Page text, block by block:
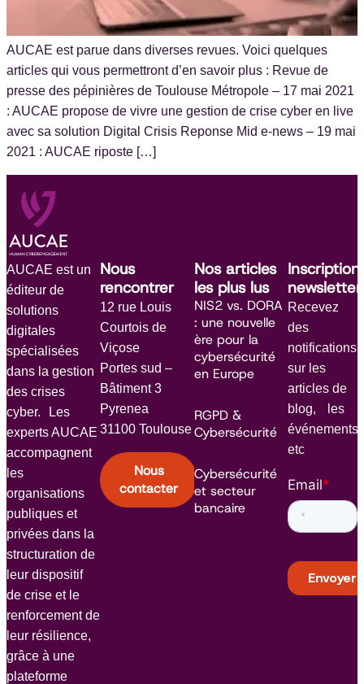
AUCAE est parue dans diverses revues. Voici quelques
articles qui vous permettront d’en savoir plus : Revue de
presse des pépinières de Toulouse Métropole – 17 mai 2021
: AUCAE propose de vivre une gestion de crise cyber en live
avec sa solution Digital Crisis Reponse Mid e-news – 19 mai
2021 : AUCAE riposte […]
AUCAE est un
éditeur de
solutions
digitales
spécialisées
dans la gestion
des crises
cyber. Les
experts AUCAE
accompagnent
les
organisations
publiques et
privées dans la
structuration de
leur dispositif
de crise et le
renforcement de
leur résilience,
grâce à une
plateforme
Nous
rencontrer
12 rue Louis
Courtois de
Viçose
Portes sud –
Bâtiment 3
Pyrenea
31100 Toulouse
Nous
contacter
Nos articles
les plus lus
NIS2 vs. DORA
: une nouvelle
ère pour la
cybersécurité
en Europe
RGPD &
Cybersécurité
Cybersécurité
et secteur
bancaire
Inscription
newsletter
Recevez
des
notifications
sur les
articles de
blog, les
événements
etc
Email*